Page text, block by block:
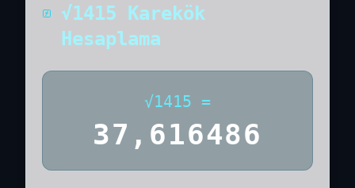
√1415 Karekök
Hesaplama
√1415 =
37,616486